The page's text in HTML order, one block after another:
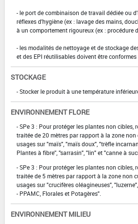
- le port de combinaison de travail dédiée ou
réflexes d'hygiène (ex : lavage des mains,
à un comportement rigoureux (ex : procédure
- les modalités de nettoyage et de stockage
et des EPI réutilisables doivent être
STOCKAGE
- Stocker le produit à une température
ENVIRONNEMENT FLORE
- SPe 3 : Pour protéger les plantes non cibles,
traitée de 20 mètres par rapport à la zone
usages sur "maïs", "maïs doux", "trèfle
Plantes à fibre'', "sarrasin", "lin" et "canne à
- SPe 3 : Pour protéger les plantes non cibles,
traitée de 5 mètres par rapport à la zone non
usages sur "crucifères oléagineuses",
- PPAMC, Florales et Potagères".
ENVIRONNEMENT MILIEU